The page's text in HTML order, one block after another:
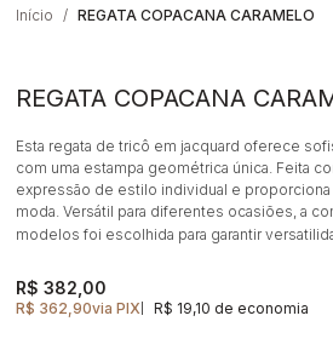
Início REGATA COPACANA CARAMELO
REGATA COPACANA
Esta regata de tricô em jacquard oferece
com uma estampa geométrica única. Feita
expressão de estilo individual e proporciona
moda. Versátil para diferentes ocasiões, a
modelos foi escolhida para garantir
R$ 362,90via PIX R$ 19,10 de economia
R$ 382,00